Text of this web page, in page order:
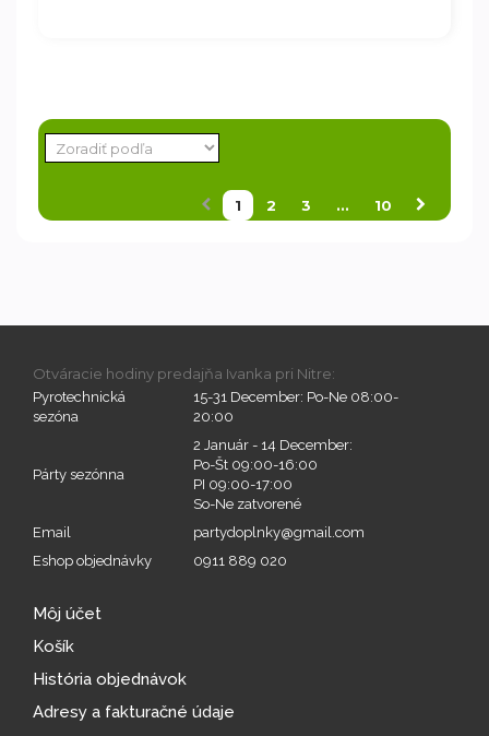
1 2 3 ... 10
Otváracie hodiny predajňa Ivanka pri Nitre:
Pyrotechnická
sezóna
15-31 December: Po-Ne 08:00-
20:00
Párty sezónna
2 Január - 14 December:
Po-Št 09:00-16:00
PI 09:00-17:00
So-Ne zatvorené
Email
partydoplnky@gmail.com
Eshop objednávky
0911 889 020
Môj účet
Košík
História objednávok
Adresy a fakturačné údaje